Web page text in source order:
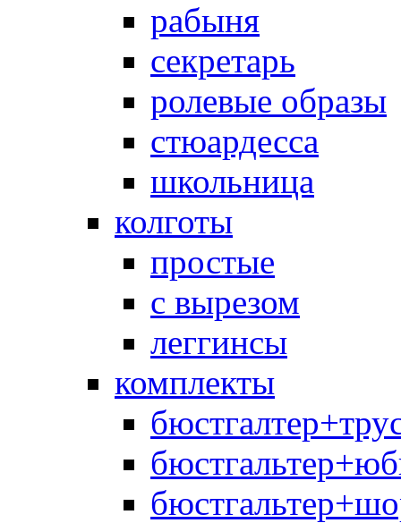
рабыня
секретарь
ролевые образы
стюардесса
школьница
колготы
простые
с вырезом
леггинсы
комплекты